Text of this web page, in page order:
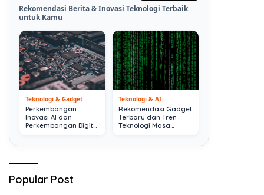
Rekomendasi Berita & Inovasi Teknologi Terbaik
untuk Kamu
Teknologi & Gadget
Perkembangan
Inovasi AI dan
Perkembangan Digital
Teknologi & AI
Rekomendasi Gadget
Terbaru dan Tren
Teknologi Masa
Popular Post